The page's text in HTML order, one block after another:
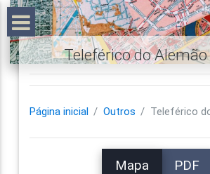
Teleférico do
Página inicial Outros Teleférico
Mapa PDF